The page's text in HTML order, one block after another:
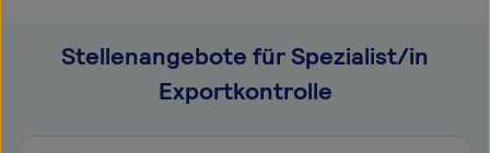
Stellenangebote für Spezialist/in
Exportkontrolle